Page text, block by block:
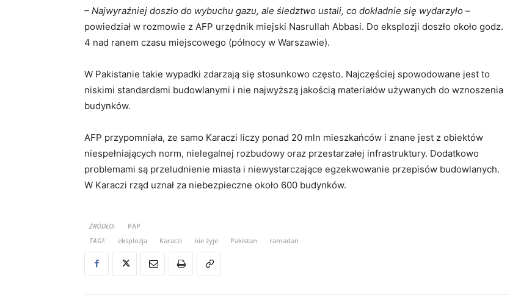
– Najwyraźniej doszło do wybuchu gazu, ale śledztwo ustali, co dokładnie się wydarzyło –
powiedział w rozmowie z AFP urzędnik miejski Nasrullah Abbasi. Do eksplozji doszło około godz.
4 nad ranem czasu miejscowego (północy w Warszawie).
W Pakistanie takie wypadki zdarzają się stosunkowo często. Najczęściej spowodowane jest to
niskimi standardami budowlanymi i nie najwyższą jakością materiałów używanych do wznoszenia
budynków.
AFP przypomniała, ze samo Karaczi liczy ponad 20 mln mieszkańców i znane jest z obiektów
niespełniających norm, nielegalnej rozbudowy oraz przestarzałej infrastruktury. Dodatkowo
problemami są przeludnienie miasta i niewystarczające egzekwowanie przepisów budowlanych.
W Karaczi rząd uznał za niebezpieczne około 600 budynków.
ŹRÓDŁO:
PAP
TAGI:
eksplozja Karaczi nie żyje Pakistan ramadan